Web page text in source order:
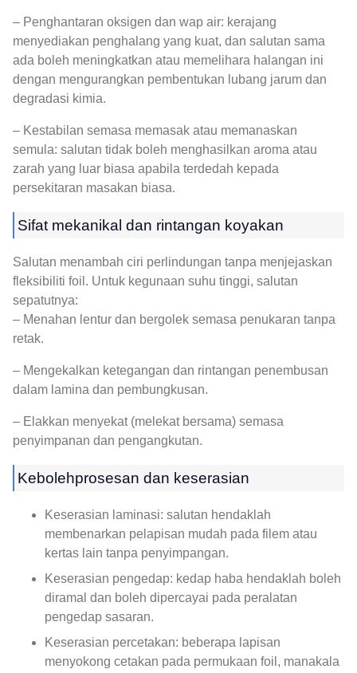
– Penghantaran oksigen dan wap air: kerajang
menyediakan penghalang yang kuat, dan salutan sama
ada boleh meningkatkan atau memelihara halangan ini
dengan mengurangkan pembentukan lubang jarum dan
degradasi kimia.
– Kestabilan semasa memasak atau memanaskan
semula: salutan tidak boleh menghasilkan aroma atau
zarah yang luar biasa apabila terdedah kepada
persekitaran masakan biasa.
Sifat mekanikal dan rintangan koyakan
Salutan menambah ciri perlindungan tanpa menjejaskan
fleksibiliti foil. Untuk kegunaan suhu tinggi, salutan
sepatutnya:
– Menahan lentur dan bergolek semasa penukaran tanpa
retak.
– Mengekalkan ketegangan dan rintangan penembusan
dalam lamina dan pembungkusan.
– Elakkan menyekat (melekat bersama) semasa
penyimpanan dan pengangkutan.
Kebolehprosesan dan keserasian
Keserasian laminasi: salutan hendaklah
membenarkan pelapisan mudah pada filem atau
kertas lain tanpa penyimpangan.
Keserasian pengedap: kedap haba hendaklah boleh
diramal dan boleh dipercayai pada peralatan
pengedap sasaran.
Keserasian percetakan: beberapa lapisan
menyokong cetakan pada permukaan foil, manakala